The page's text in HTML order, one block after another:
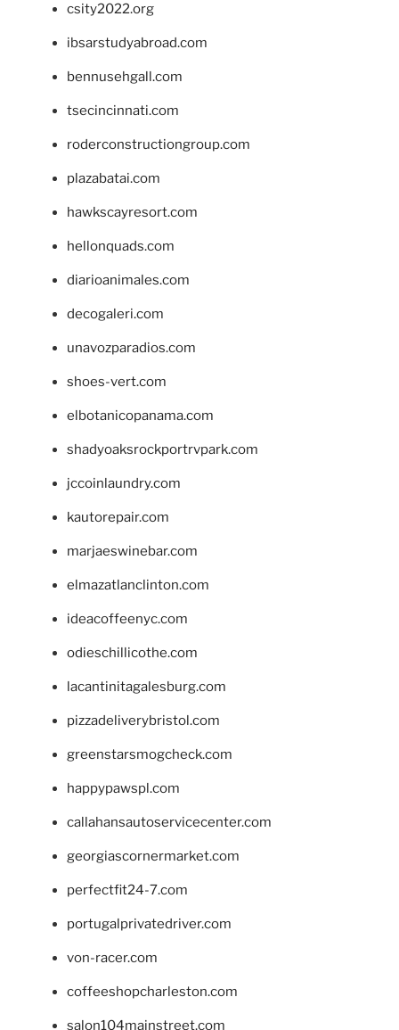
csity2022.org
ibsarstudyabroad.com
bennusehgall.com
tsecincinnati.com
roderconstructiongroup.com
plazabatai.com
hawkscayresort.com
hellonquads.com
diarioanimales.com
decogaleri.com
unavozparadios.com
shoes-vert.com
elbotanicopanama.com
shadyoaksrockportrvpark.com
jccoinlaundry.com
kautorepair.com
marjaeswinebar.com
elmazatlanclinton.com
ideacoffeenyc.com
odieschillicothe.com
lacantinitagalesburg.com
pizzadeliverybristol.com
greenstarsmogcheck.com
happypawspl.com
callahansautoservicecenter.com
georgiascornermarket.com
perfectfit24-7.com
portugalprivatedriver.com
von-racer.com
coffeeshopcharleston.com
salon104mainstreet.com